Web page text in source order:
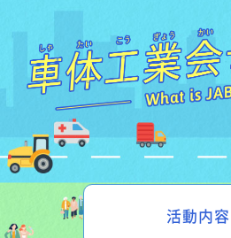
活動内容